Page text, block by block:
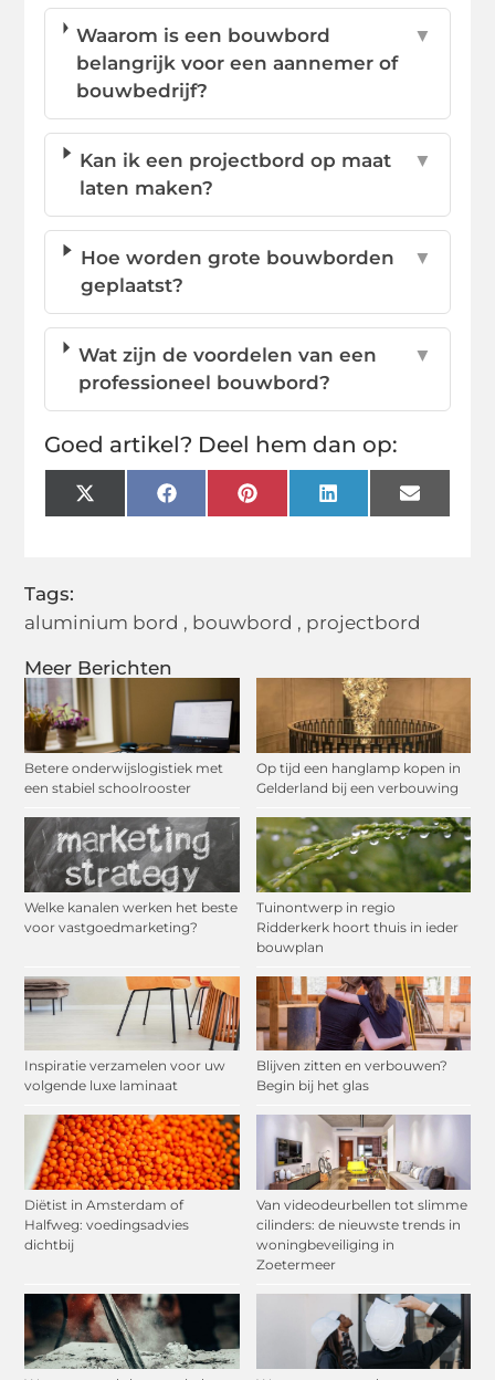
Meer Berichten
Betere onderwijslogistiek met
een stabiel schoolrooster
Op tijd een hanglamp kopen in
Gelderland bij een verbouwing
Welke kanalen werken het beste
voor vastgoedmarketing?
Tuinontwerp in regio
Ridderkerk hoort thuis in ieder
bouwplan
Inspiratie verzamelen voor uw
volgende luxe laminaat
Blijven zitten en verbouwen?
Begin bij het glas
Diëtist in Amsterdam of
Halfweg: voedingsadvies
dichtbij
Van videodeurbellen tot slimme
cilinders: de nieuwste trends in
woningbeveiliging in
Zoetermeer
Waarom is een bouwbord
belangrijk voor een aannemer of
bouwbedrijf?
▼
Kan ik een projectbord op maat
laten maken?
▼
Hoe worden grote bouwborden
geplaatst?
▼
Wat zijn de voordelen van een
professioneel bouwbord?
▼
Goed artikel? Deel hem dan op:
X
(Twitter)
FacebookPinterestLinkedInEmail
Tags:
aluminium bord , bouwbord , projectbord